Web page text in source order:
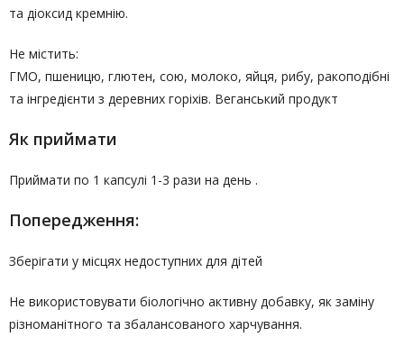
та діоксид кремнію.
Не містить:
ГМО, пшеницю, глютен, сою, молоко, яйця, рибу, ракоподібні
та інгредієнти з деревних горіхів. Веганський продукт
Як приймати
Приймати по 1 капсулі 1-3 рази на день .
Попередження:
Зберігати у місцях недоступних для дітей
Не використовувати біологічно активну добавку, як заміну
різноманітного та збалансованого харчування.